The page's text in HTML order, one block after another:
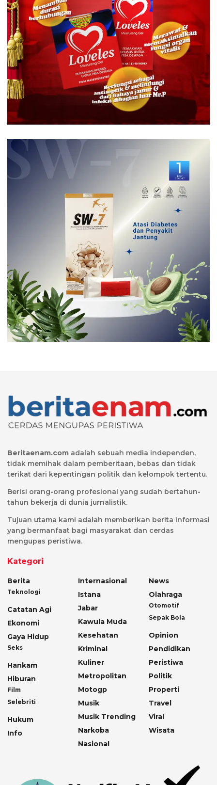
Beritaenam.com adalah sebuah media independen,
tidak memihak dalam pemberitaan, bebas dan tidak
terikat dari kepentingan politik dan kelompok tertentu.
Berisi orang-orang profesional yang sudah bertahun-
tahun bekerja di dunia jurnalistik.
Tujuan utama kami adalah memberikan berita informasi
yang bermanfaat bagi masyarakat dan cerdas
mengupas peristiwa.
Kategori
Berita
Teknologi
Catatan Agi
Ekonomi
Gaya Hidup
Seks
Hankam
Hiburan
Film
Selebriti
Hukum
Info
Internasional
Istana
Jabar
Kawula Muda
Kesehatan
Kriminal
Kuliner
Metropolitan
Motogp
Musik
Musik Trending
Narkoba
Nasional
News
Olahraga
Otomotif
Sepak Bola
Opinion
Pendidikan
Peristiwa
Politik
Properti
Travel
Viral
Wisata